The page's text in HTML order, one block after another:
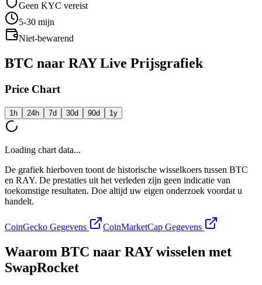
Geen KYC vereist
5-30 mijn
Niet-bewarend
BTC naar RAY Live Prijsgrafiek
Price Chart
1h 24h 7d 30d 90d 1y
Loading chart data...
De grafiek hierboven toont de historische wisselkoers tussen BTC
en RAY. De prestaties uit het verleden zijn geen indicatie van
toekomstige resultaten. Doe altijd uw eigen onderzoek voordat u
handelt.
CoinGecko Gegevens CoinMarketCap Gegevens
Waarom BTC naar RAY wisselen met
SwapRocket